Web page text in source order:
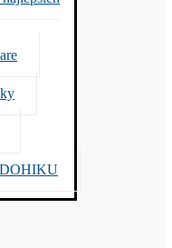
DOHIKU